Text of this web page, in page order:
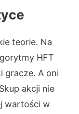
teorie. Na
HFT
gracze. A oni
akcji nie
wartości w